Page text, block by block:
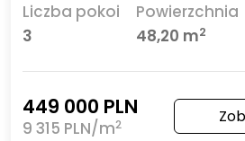
Liczba pokoi
3
Powierzchnia
48,20 m2
449 000 PLN
9 315 PLN/m2